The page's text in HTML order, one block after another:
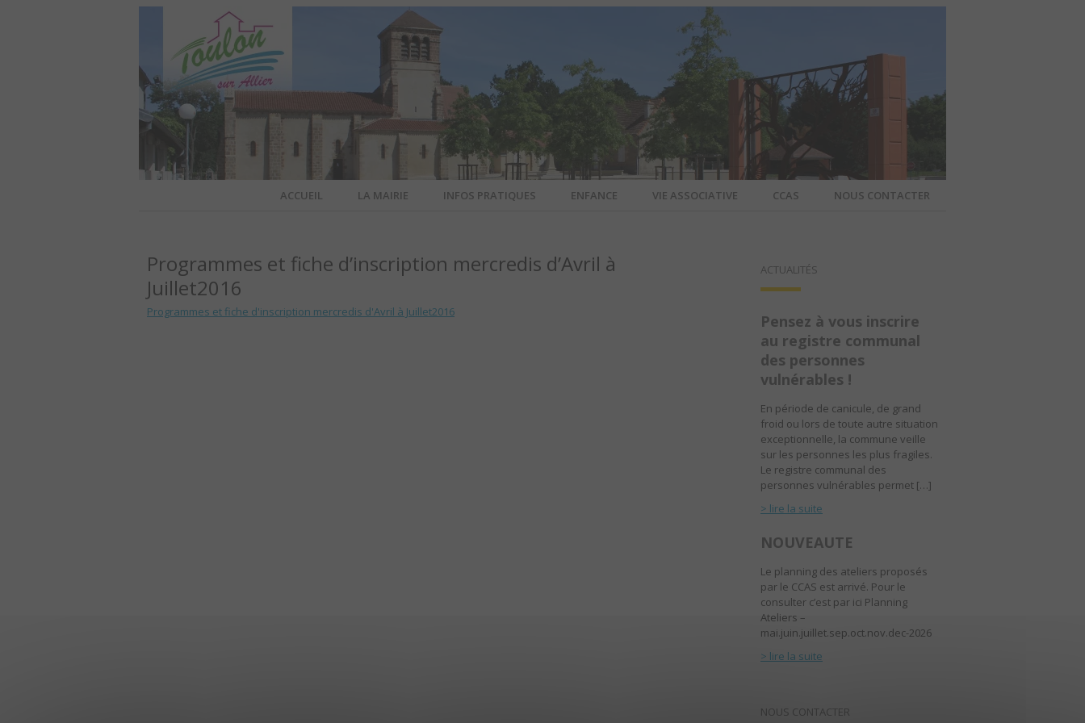
TOULON-SUR-ALLIER – SITE
OFFICIEL DE LA COMMUNE
ACCUEIL LA MAIRIE INFOS PRATIQUES ENFANCE VIE ASSOCIATIVE CCAS NOUS CONTACTER
Programmes et fiche d’inscription mercredis d’Avril à
Juillet2016
Programmes et fiche d'inscription mercredis d'Avril à Juillet2016
ACTUALITÉS
Pensez à vous inscrire
au registre communal
des personnes
vulnérables !
En période de canicule, de grand
froid ou lors de toute autre situation
exceptionnelle, la commune veille
sur les personnes les plus fragiles.
Le registre communal des
personnes vulnérables permet […]
> lire la suite
NOUVEAUTE
Le planning des ateliers proposés
par le CCAS est arrivé. Pour le
consulter c’est par ici Planning
Ateliers –
mai.juin.juillet.sep.oct.nov.dec-2026
> lire la suite
NOUS CONTACTER